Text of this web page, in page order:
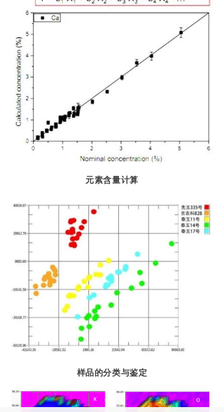
元素含量计算
样品的分类与鉴定